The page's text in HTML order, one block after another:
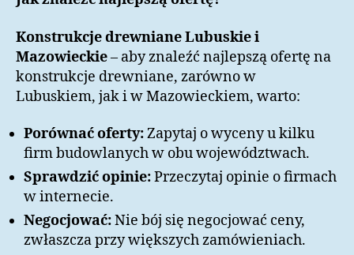
Konstrukcje drewniane Lubuskie i
Mazowieckie– aby znaleźć najlepszą ofertę na
konstrukcje drewniane, zarówno w
Lubuskiem, jak i w Mazowieckiem, warto:
Porównać oferty:Zapytaj o wyceny u kilku
firm budowlanych w obu województwach.
Sprawdzić opinie:Przeczytaj opinie o firmach
w internecie.
Negocjować:Nie bój się negocjować ceny,
zwłaszcza przy większych zamówieniach.